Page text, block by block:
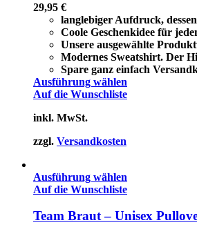
29,95 €
langlebiger Aufdruck,
Coole Geschenkidee für
Unsere ausgewählte
Modernes Sweatshirt. Der
Spare ganz einfach
Ausführung wählen
Auf die Wunschliste
inkl. MwSt.
zzgl. Versandkosten
Ausführung wählen
Auf die Wunschliste
Team Braut – Unisex